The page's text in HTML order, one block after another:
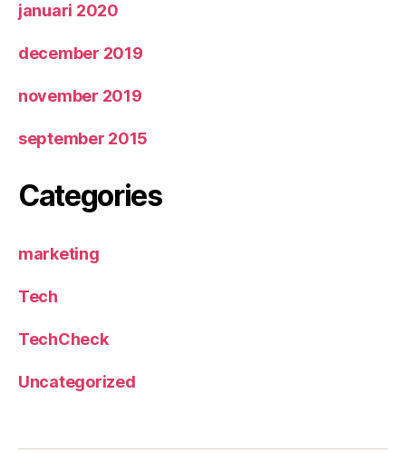
januari 2020
december 2019
november 2019
september 2015
Categories
marketing
Tech
TechCheck
Uncategorized